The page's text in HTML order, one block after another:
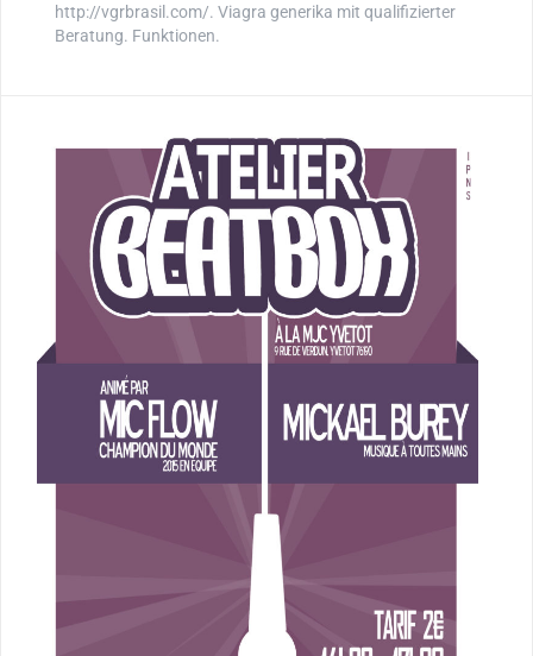
http://vgrbrasil.com/. Viagra generika mit qualifizierter
Beratung. Funktionen.